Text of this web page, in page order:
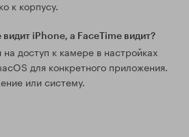
к корпусу.
iPhone, а FaceTime видит?
доступ к камере в настройках
для конкретного приложения.
или систему.